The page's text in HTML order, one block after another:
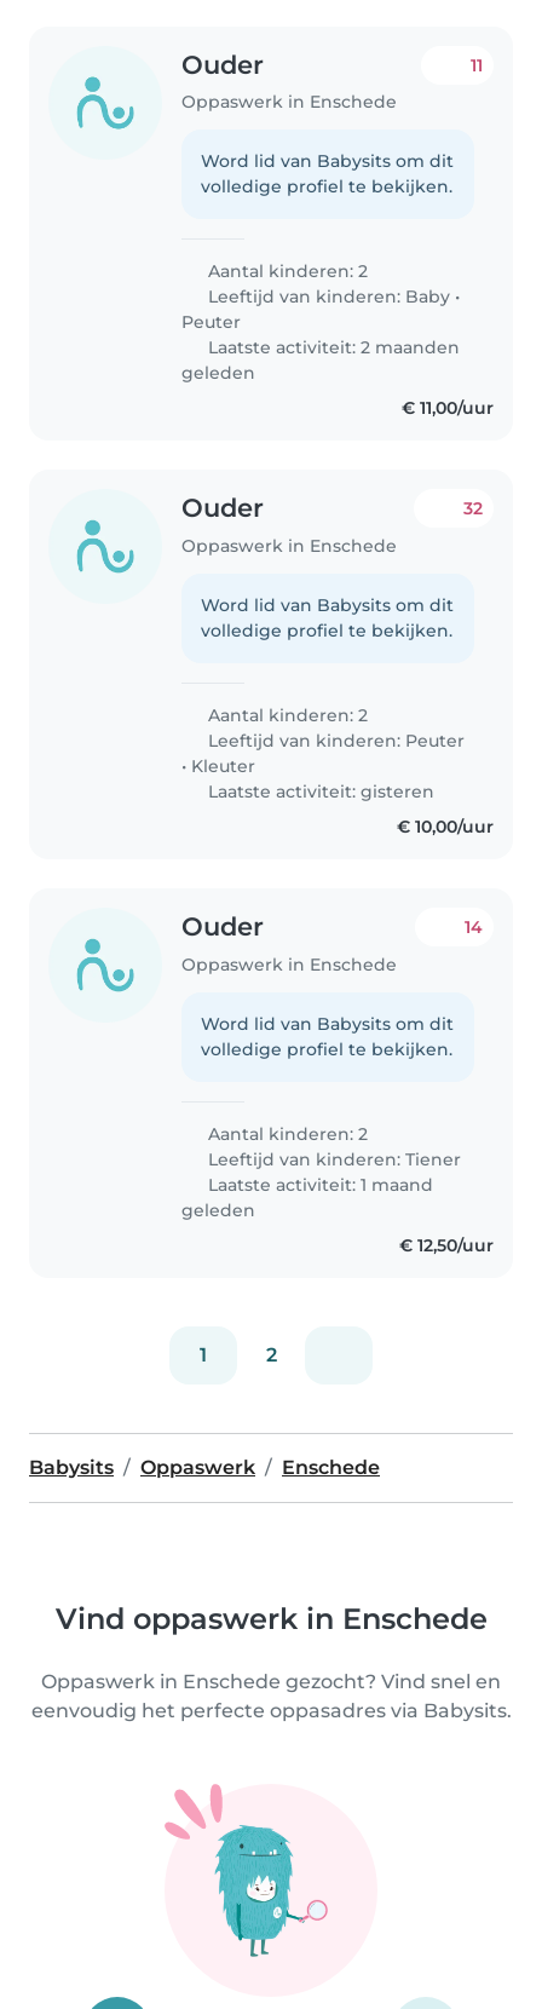
Ouder
Oppaswerk in Enschede
11
Word lid van Babysits om dit
volledige profiel te bekijken.
Aantal kinderen: 2
Leeftijd van kinderen: Baby •
Peuter
Laatste activiteit: 2 maanden
geleden
€ 11,00/uur
Ouder
Oppaswerk in Enschede
32
Word lid van Babysits om dit
volledige profiel te bekijken.
Aantal kinderen: 2
Leeftijd van kinderen: Peuter
• Kleuter
Laatste activiteit: gisteren
€ 10,00/uur
Ouder
Oppaswerk in Enschede
14
Word lid van Babysits om dit
volledige profiel te bekijken.
Aantal kinderen: 2
Leeftijd van kinderen:Tiener
Laatste activiteit: 1 maand
geleden
€ 12,50/uur
1 2
Babysits Oppaswerk Enschede
Vind oppaswerk in Enschede
Oppaswerk in Enschede gezocht? Vind snel en
eenvoudig het perfecte oppasadres via Babysits.